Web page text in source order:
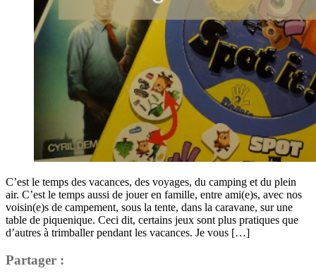
C’est le temps des vacances, des voyages, du camping et du plein
air. C’est le temps aussi de jouer en famille, entre ami(e)s, avec nos
voisin(e)s de campement, sous la tente, dans la caravane, sur une
table de piquenique. Ceci dit, certains jeux sont plus pratiques que
d’autres à trimballer pendant les vacances. Je vous […]
Partager :